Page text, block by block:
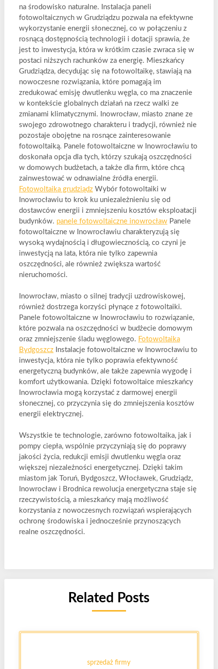
na środowisko naturalne. Instalacja paneli
fotowoltaicznych w Grudziądzu pozwala na efektywne
wykorzystanie energii słonecznej, co w połączeniu z
rosnącą dostępnością technologii i dotacji sprawia, że
jest to inwestycja, która w krótkim czasie zwraca się w
postaci niższych rachunków za energię. Mieszkańcy
Grudziądza, decydując się na fotowoltaikę, stawiają na
nowoczesne rozwiązania, które pomagają im
zredukować emisję dwutlenku węgla, co ma znaczenie
w kontekście globalnych działań na rzecz walki ze
zmianami klimatycznymi. Inowrocław, miasto znane ze
swojego zdrowotnego charakteru i tradycji, również nie
pozostaje obojętne na rosnące zainteresowanie
fotowoltaiką. Panele fotowoltaiczne w Inowrocławiu to
doskonała opcja dla tych, którzy szukają oszczędności
w domowych budżetach, a także dla firm, które chcą
zainwestować w odnawialne źródła energii.
Fotowoltaika grudziądzWybór fotowoltaiki w
Inowrocławiu to krok ku uniezależnieniu się od
dostawców energii i zmniejszeniu kosztów eksploatacji
budynków. panele fotowoltaiczne inowrocławPanele
fotowoltaiczne w Inowrocławiu charakteryzują się
wysoką wydajnością i długowiecznością, co czyni je
inwestycją na lata, która nie tylko zapewnia
oszczędności, ale również zwiększa wartość
nieruchomości.
Inowrocław, miasto o silnej tradycji uzdrowiskowej,
również dostrzega korzyści płynące z fotowoltaiki.
Panele fotowoltaiczne w Inowrocławiu to rozwiązanie,
które pozwala na oszczędności w budżecie domowym
oraz zmniejszenie śladu węglowego. Fotowoltaika
BydgoszczInstalacje fotowoltaiczne w Inowrocławiu to
inwestycja, która nie tylko poprawia efektywność
energetyczną budynków, ale także zapewnia wygodę i
komfort użytkowania. Dzięki fotowoltaice mieszkańcy
Inowrocławia mogą korzystać z darmowej energii
słonecznej, co przyczynia się do zmniejszenia kosztów
energii elektrycznej.
Wszystkie te technologie, zarówno fotowoltaika, jak i
pompy ciepła, wspólnie przyczyniają się do poprawy
jakości życia, redukcji emisji dwutlenku węgla oraz
większej niezależności energetycznej. Dzięki takim
miastom jak Toruń, Bydgoszcz, Włocławek, Grudziądz,
Inowrocław i Brodnica rewolucja energetyczna staje się
rzeczywistością, a mieszkańcy mają możliwość
korzystania z nowoczesnych rozwiązań wspierających
ochronę środowiska i jednocześnie przynoszących
realne oszczędności.
Related Posts
sprzedaż firmy